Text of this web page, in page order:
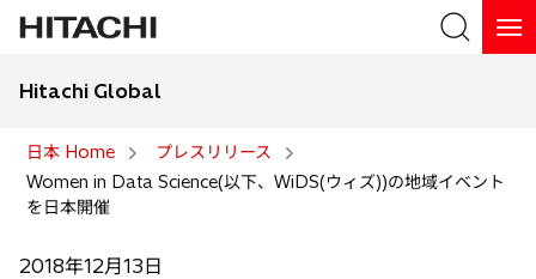
検索
Hitachi Global
日本 Home
プレスリリース
Women in Data Science(以下、WiDS(ウィズ))の地域イベント
を日本開催
2018年12月13日